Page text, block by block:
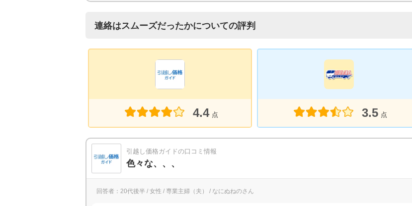
連絡はスムーズだったかについての評判
4.4 点 3.5 点
引越し価格ガイドの口コミ情報
色々な、、、
回答者：20代後半 / 女性 / 専業主婦（夫） / なにぬねのさん